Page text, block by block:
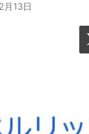
月13日